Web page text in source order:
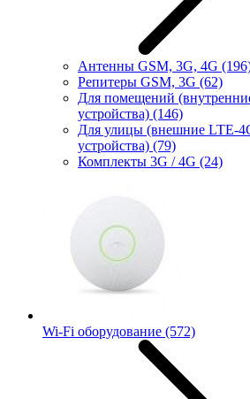
Антенны GSM, 3G, 4G
Репитеры GSM, 3G (62)
Для помещений
устройства) (146)
Для улицы (внешние LTE-
устройства) (79)
Комплекты 3G / 4G (24)
Wi-Fi оборудование (572)